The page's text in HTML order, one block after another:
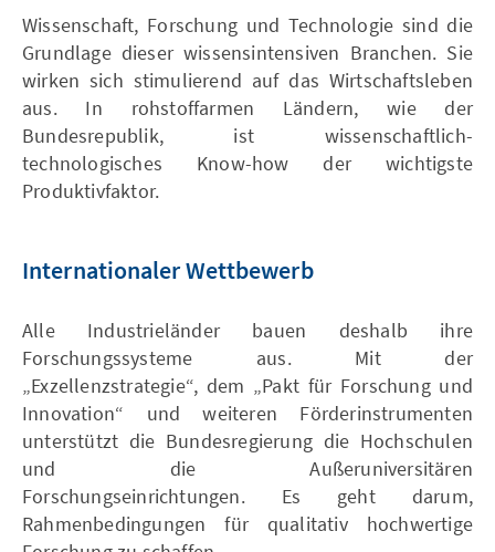
Wissenschaft, Forschung und Technologie sind die
Grundlage dieser wissensintensiven Branchen. Sie
wirken sich stimulierend auf das Wirtschaftsleben
aus. In rohstoffarmen Ländern, wie der
Bundesrepublik, ist wissenschaftlich-
technologisches Know-how der wichtigste
Produktivfaktor.
Internationaler Wettbewerb
Alle Industrieländer bauen deshalb ihre
Forschungssysteme aus. Mit der
„Exzellenzstrategie“, dem „Pakt für Forschung und
Innovation“ und weiteren Förderinstrumenten
unterstützt die Bundesregierung die Hochschulen
und die Außeruniversitären
Forschungseinrichtungen. Es geht darum,
Rahmenbedingungen für qualitativ hochwertige